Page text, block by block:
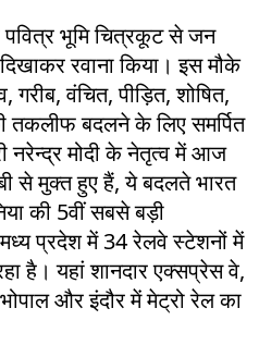
पवित्र भूमि चित्रकूट से जन
रवाना किया। इस मौके
गरीब, वंचित, पीड़ित, शोषित,
तकलीफ बदलने के लिए समर्पित
नरेन्द्र मोदी के नेतृत्व में आज
से मुक्त हुए हैं, ये बदलते भारत
की 5वीं सबसे बड़ी
प्रदेश में 34 रेलवे स्टेशनों में
है। यहां शानदार एक्सप्रेस वे,
भोपाल और इंदौर में मेट्रो रेल का